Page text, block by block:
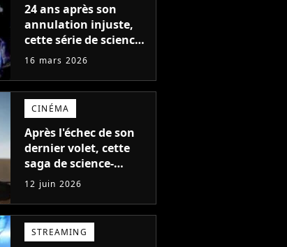
24 ans après son
annulation injuste,
cette série de science-
fiction culte va ENFIN
16 mars 2026
CINÉMA
Après l'échec de son
dernier volet, cette
saga de science-
fiction culte va
continuer avec une
série télé
12 juin 2026
STREAMING